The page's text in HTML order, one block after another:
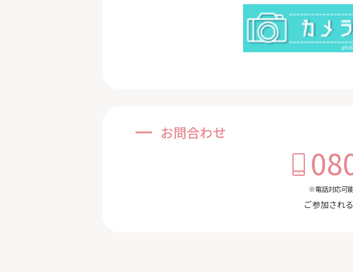
お問合わせ
※電話対応可
ご参加され